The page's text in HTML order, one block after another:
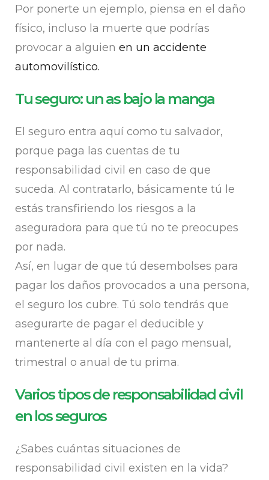
Por ponerte un ejemplo, piensa en el daño
físico, incluso la muerte que podrías
provocar a alguien en un accidente
automovilístico.
Tu seguro: un as bajo la manga
El seguro entra aquí como tu salvador,
porque paga las cuentas de tu
responsabilidad civil en caso de que
suceda. Al contratarlo, básicamente tú le
estás transfiriendo los riesgos a la
aseguradora para que tú no te preocupes
por nada.
Así, en lugar de que tú desembolses para
pagar los daños provocados a una persona,
el seguro los cubre. Tú solo tendrás que
asegurarte de pagar el deducible y
mantenerte al día con el pago mensual,
trimestral o anual de tu prima.
Varios tipos de responsabilidad civil
en los seguros
¿Sabes cuántas situaciones de
responsabilidad civil existen en la vida?